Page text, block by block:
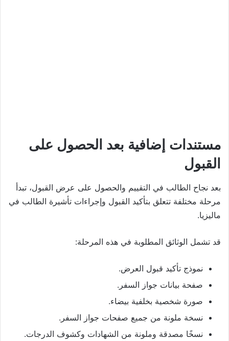
مستندات إضافية بعد الحصول على
القبول
بعد نجاح الطالب في التقييم والحصول على عرض القبول، تبدأ
مرحلة مختلفة تتعلق بتأكيد القبول وإجراءات تأشيرة الطالب في
ماليزيا.
قد تشمل الوثائق المطلوبة في هذه المرحلة:
نموذج تأكيد قبول العرض.
صفحة بيانات جواز السفر.
صورة شخصية بخلفية بيضاء.
نسخة ملونة من جميع صفحات جواز السفر.
نسخًا مصدقة وملونة من الشهادات وكشوف الدرجات.